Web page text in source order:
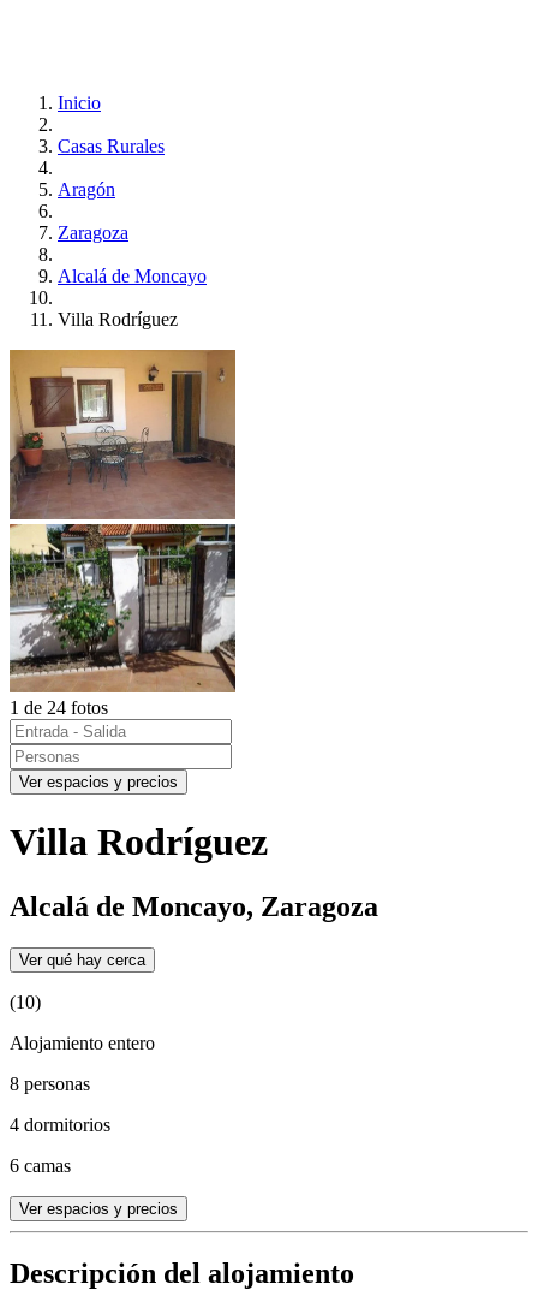
Inicio
Casas Rurales
Aragón
Zaragoza
Alcalá de Moncayo
Villa Rodríguez
1 de 24 fotos
Ver espacios y precios
Villa Rodríguez
Alcalá de Moncayo, Zaragoza
Ver qué hay cerca
(10)
Alojamiento entero
8 personas
4 dormitorios
6 camas
Ver espacios y precios
Descripción del alojamiento